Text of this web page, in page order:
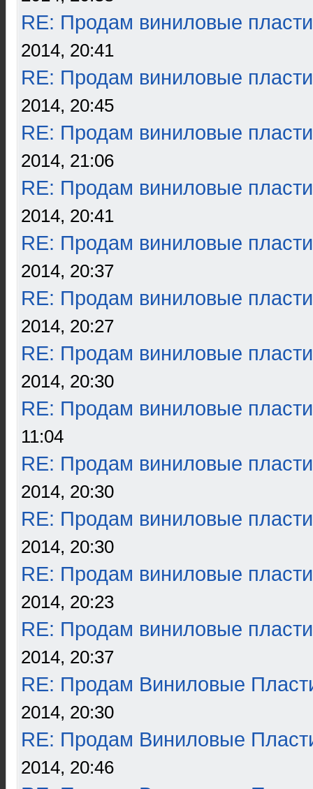
RE: Продам виниловые
2014, 20:41
RE: Продам виниловые
2014, 20:45
RE: Продам виниловые
2014, 21:06
RE: Продам виниловые
2014, 20:41
RE: Продам виниловые
2014, 20:37
RE: Продам виниловые
2014, 20:27
RE: Продам виниловые
2014, 20:30
RE: Продам виниловые
11:04
RE: Продам виниловые
2014, 20:30
RE: Продам виниловые
2014, 20:30
RE: Продам виниловые
2014, 20:23
RE: Продам виниловые
2014, 20:37
RE: Продам Виниловые
2014, 20:30
RE: Продам Виниловые
2014, 20:46